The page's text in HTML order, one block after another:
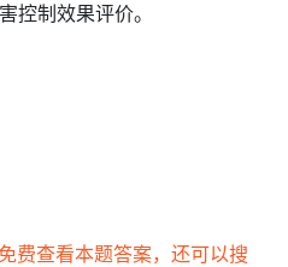
控制效果评价。
费查看本题答案，还可以搜